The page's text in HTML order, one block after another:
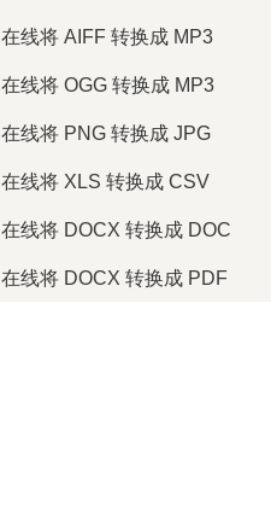
在线将 AIFF 转换成 MP3
在线将 OGG 转换成 MP3
在线将 PNG 转换成 JPG
在线将 XLS 转换成 CSV
在线将 DOCX 转换成 DOC
在线将 DOCX 转换成 PDF